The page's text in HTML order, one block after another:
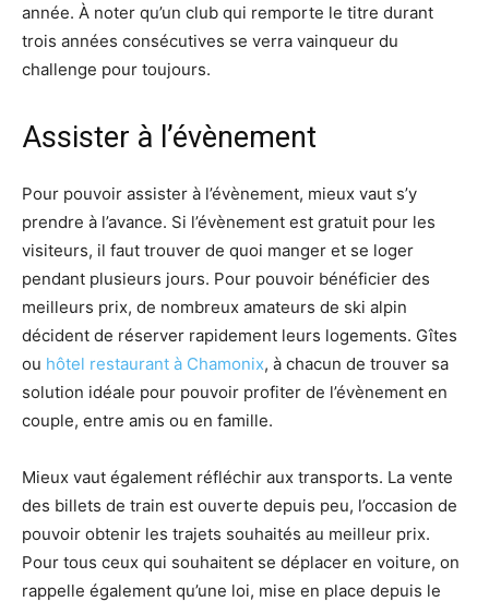
année. À noter qu’un club qui remporte le titre durant
trois années consécutives se verra vainqueur du
challenge pour toujours.
Assister à l’évènement
Pour pouvoir assister à l’évènement, mieux vaut s’y
prendre à l’avance. Si l’évènement est gratuit pour les
visiteurs, il faut trouver de quoi manger et se loger
pendant plusieurs jours. Pour pouvoir bénéficier des
meilleurs prix, de nombreux amateurs de ski alpin
décident de réserver rapidement leurs logements. Gîtes
ou hôtel restaurant à Chamonix, à chacun de trouver sa
solution idéale pour pouvoir profiter de l’évènement en
couple, entre amis ou en famille.
Mieux vaut également réfléchir aux transports. La vente
des billets de train est ouverte depuis peu, l’occasion de
pouvoir obtenir les trajets souhaités au meilleur prix.
Pour tous ceux qui souhaitent se déplacer en voiture, on
rappelle également qu’une loi, mise en place depuis le